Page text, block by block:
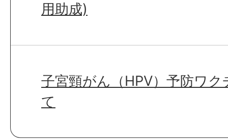
用助成)
子宮頸がん（HPV）予防ワ
て